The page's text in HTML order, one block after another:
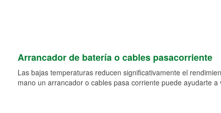
Arrancador de batería o cables pasacorriente
Las bajas temperaturas reducen significativamente el
mano un arrancador o cables pasa corriente puede ayudarte